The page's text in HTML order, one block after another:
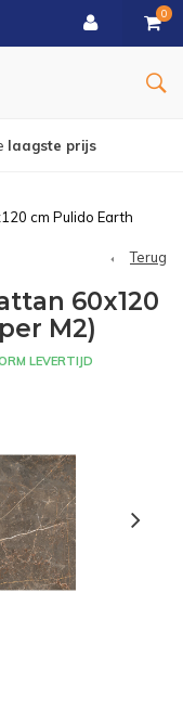
0
€150
cm Pulido Earth
Terug
60x120
M2)
LEVERTIJD